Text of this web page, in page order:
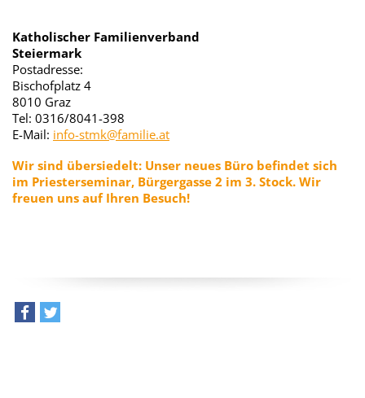
Katholischer Familienverband
Steiermark
Postadresse:
Bischofplatz 4
8010 Graz
Tel: 0316/8041-398
E-Mail: info-stmk@familie.at
Wir sind übersiedelt: Unser neues Büro befindet sich
im Priesterseminar, Bürgergasse 2 im 3. Stock. Wir
freuen uns auf Ihren Besuch!